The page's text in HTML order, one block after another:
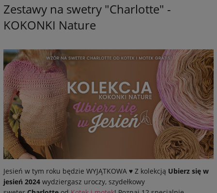
Zestawy na swetry "Charlotte" -
KOKONKI Nature
Jesień w tym roku będzie WYJĄTKOWA ♥ Z kolekcją Ubierz się w
jesień 2024 wydziergasz uroczy, szydełkowy